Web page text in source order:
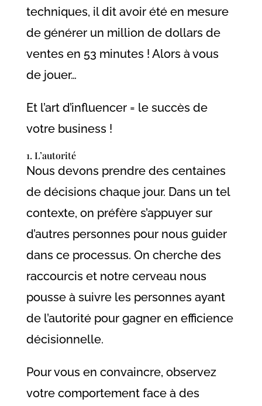
techniques, il dit avoir été en mesure
de générer un million de dollars de
ventes en 53 minutes ! Alors à vous
de jouer…
Et l’art d’influencer = le succès de
votre business !
1. L’autorité
Nous devons prendre des centaines
de décisions chaque jour. Dans un tel
contexte, on préfère s’appuyer sur
d’autres personnes pour nous guider
dans ce processus. On cherche des
raccourcis et notre cerveau nous
pousse à suivre les personnes ayant
de l’autorité pour gagner en efficience
décisionnelle.
Pour vous en convaincre, observez
votre comportement face à des